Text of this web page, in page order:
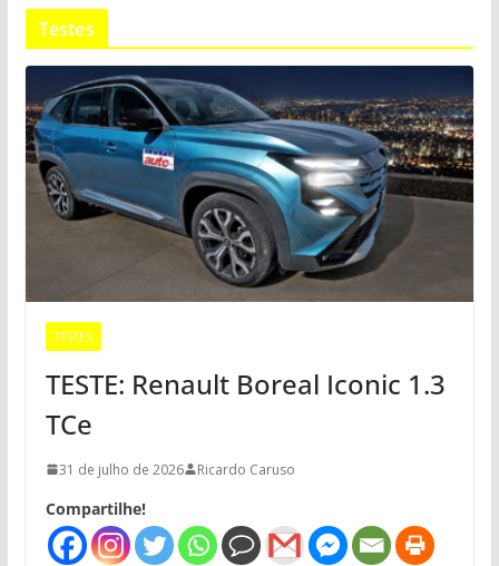
Testes
TESTES
TESTE: Renault Boreal Iconic 1.3
TCe
31 de julho de 2026 Ricardo Caruso
Compartilhe!